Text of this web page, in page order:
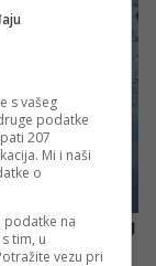
s vašeg
podatke
207
Mi i naši
o
podatke na
tim, u
vezu pri